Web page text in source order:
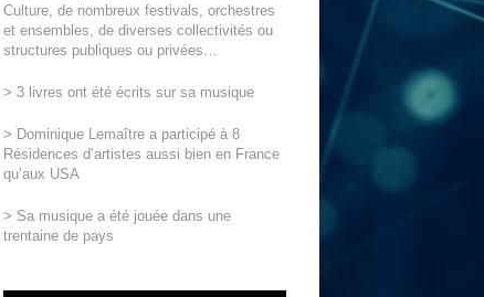
Culture, de nombreux festivals, orchestres
et ensembles, de diverses collectivités ou
structures publiques ou privées…
> 3 livres ont été écrits sur sa musique
> Dominique Lemaître a participé à 8
Résidences d’artistes aussi bien en France
qu’aux USA
> Sa musique a été jouée dans une
trentaine de pays